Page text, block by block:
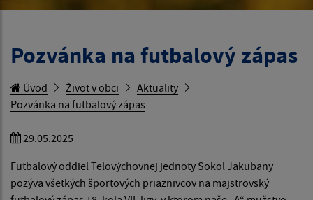
Pozvánka na futbalový zápas
Úvod Život v obci
Aktuality
Pozvánka na futbalový zápas
29.05.2025
Futbalový oddiel Telovýchovnej jednoty Sokol Jakubany
pozýva všetkých športových priaznivcov na majstrovský